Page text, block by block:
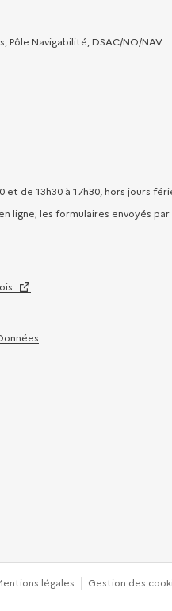
Navigabilité, DSAC/NO/NAV
et de 13h30 à 17h30, hors jours
ligne; les formulaires envoyés
légales Gestion des